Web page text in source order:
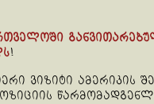
!
ვიზიტი